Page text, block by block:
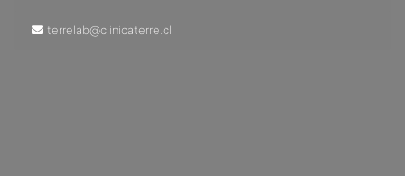
terrelab@clinicaterre.cl